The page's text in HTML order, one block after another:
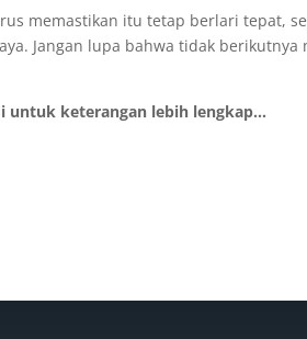
memastikan itu tetap berlari tepat,
Jangan lupa bahwa tidak
untuk keterangan lebih lengkap...